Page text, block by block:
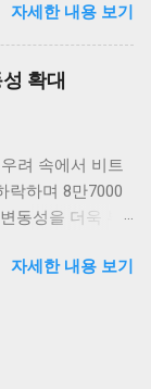
다른 암호화폐들
에서 암호화폐
주의 깊게 지켜
재하기 때문입
요소가 시장의
은 기관 투자자
로 작용하고 있
도도 증가하게
적인 수익을 노
맞게 된 건, 통신
자들에게도 큰
가입 중단’이라
서 오랫동안 떠
지만, 더 나아가
니다. 사실 해킹
아닙니다. 그런
하면 해킹의 결
서 저는 단순히
요. SK텔레콤,
고는 단순한 기
자세한 내용 보기
확대
려 속에서 비트
락하며 8만7000
동성을 더욱 부
전체에 큰 영향을
있으며, 이로 인
자세한 내용 보기